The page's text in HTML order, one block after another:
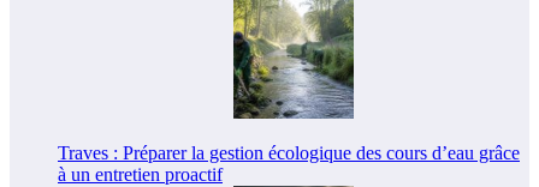
Traves : Préparer la gestion écologique des cours d’eau grâce
à un entretien proactif